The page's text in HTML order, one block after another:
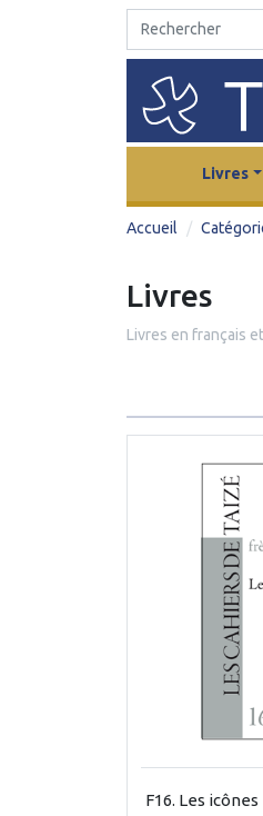
Livres
Accueil
Livres
Livres en français
F16. Les icônes